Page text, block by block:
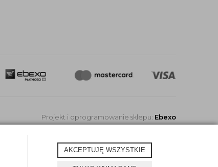
AKCEPTUJĘ WSZYSTKIE
Projekt i oprogramowanie sklepu: Ebexo